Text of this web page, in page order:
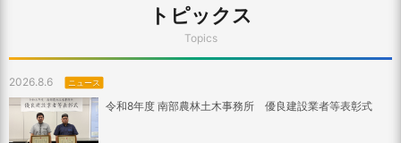
トピックス
Topics
2026.8.6 ニュース
令和8年度 南部農林土木事務所 優良建設業者等表彰式